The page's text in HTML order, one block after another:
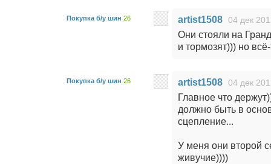
Покупка б/у шин 26 artist1508 04 дек
Они стояли на
и тормозят))) но
Покупка б/у шин 26 artist1508 04 дек
Главное что
должно быть в
сцепление...
У меня они второй
живучие))))